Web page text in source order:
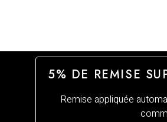
5% DE REMISE
Remise appliquée